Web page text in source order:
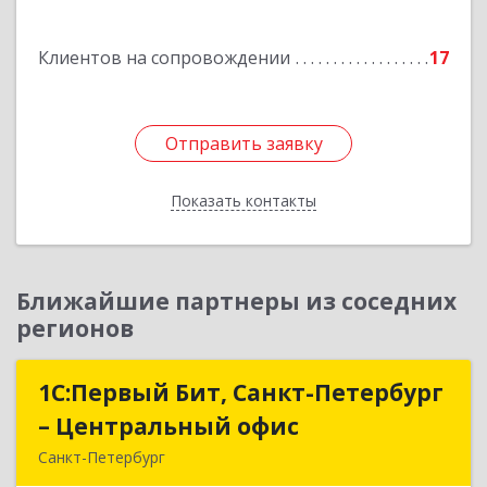
Клиентов на сопровождении 17
Отправить заявку
Показать контакты
Подробнее
Отправить заявку
Назад
Ближайшие партнеры из соседних
регионов
1С:Первый Бит, Санкт-Петербург
– Центральный офис
Санкт-Петербург
1С:Первый Бит, Санкт-Петербург
– Центральный офис